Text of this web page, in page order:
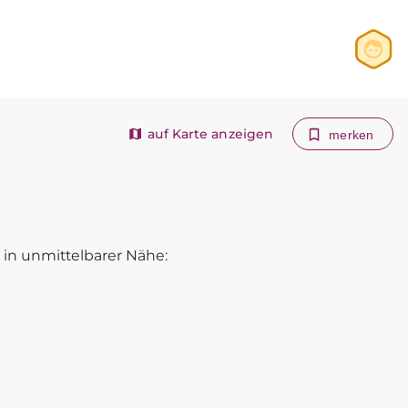
Registrieren
auf Karte anzeigen merken
unmittelbarer Nähe: